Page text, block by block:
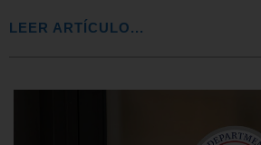
LEER ARTÍCULO...